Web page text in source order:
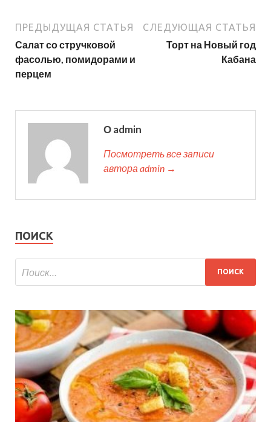
ПРЕДЫДУЩАЯ СТАТЬЯ
Салат со стручковой
фасолью, помидорами и
перцем
СЛЕДУЮЩАЯ СТАТЬЯ
Торт на Новый год
Кабана
О admin
Посмотреть все записи
автора admin →
ПОИСК